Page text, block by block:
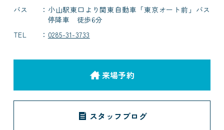
バス
小山駅東口より関東自動車「東京オート前」バス
停降車 徒歩6分
TEL
0285-31-3733
来場予約
スタッフブログ